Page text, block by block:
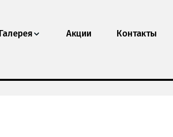
Галерея Акции Контакты